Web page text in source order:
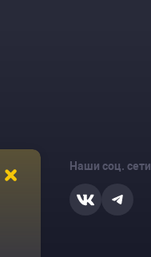
Наши соц. сети